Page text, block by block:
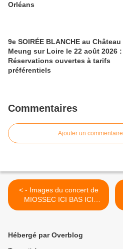
Orléans
9e SOIRÉE BLANCHE au Château
Meung sur Loire le 22 août 2026 :
Réservations ouvertes à tarifs
préférentiels
Commentaires
Ajouter un commentaire
< - Images du concert de
MIOSSEC ICI BAS ICI
MÊME à l'Astrolabe
Hébergé par Overblog